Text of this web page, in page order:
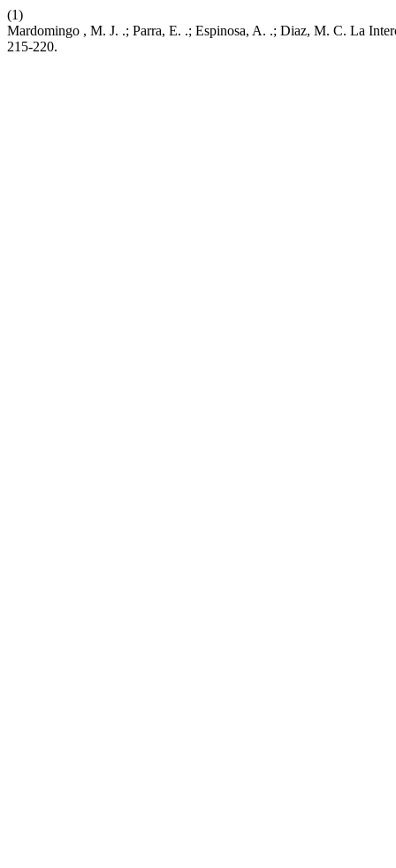
(1)
Mardomingo , M. J. .; Parra, E. .; Espinosa, A. .; Diaz, M. C. La
215-220.